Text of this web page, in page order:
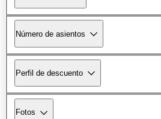
Número de asientos
Perfil de descuento
Fotos